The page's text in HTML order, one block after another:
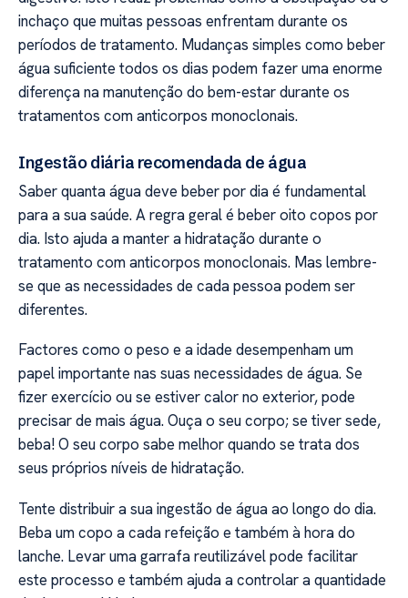
inchaço que muitas pessoas enfrentam durante os
períodos de tratamento. Mudanças simples como beber
água suficiente todos os dias podem fazer uma enorme
diferença na manutenção do bem-estar durante os
tratamentos com anticorpos monoclonais.
Ingestão diária recomendada de água
Saber quanta água deve beber por dia é fundamental
para a sua saúde. A regra geral é beber oito copos por
dia. Isto ajuda a manter a hidratação durante o
tratamento com anticorpos monoclonais. Mas lembre-
se que as necessidades de cada pessoa podem ser
diferentes.
Factores como o peso e a idade desempenham um
papel importante nas suas necessidades de água. Se
fizer exercício ou se estiver calor no exterior, pode
precisar de mais água. Ouça o seu corpo; se tiver sede,
beba! O seu corpo sabe melhor quando se trata dos
seus próprios níveis de hidratação.
Tente distribuir a sua ingestão de água ao longo do dia.
Beba um copo a cada refeição e também à hora do
lanche. Levar uma garrafa reutilizável pode facilitar
este processo e também ajuda a controlar a quantidade